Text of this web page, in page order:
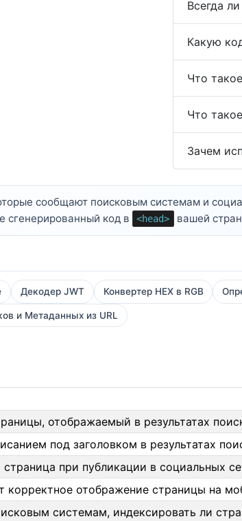
Всегда
Какую
Что
Что
Зачем
сообщают поисковым системам и
сгенерированный код в
<head> вашей
Декодер JWT Конвертер HEX в RGB
и Метаданных из URL
отображаемый в результатах
под заголовком в результатах
страница при публикации в социальных
корректное отображение страницы на
системам, индексировать ли